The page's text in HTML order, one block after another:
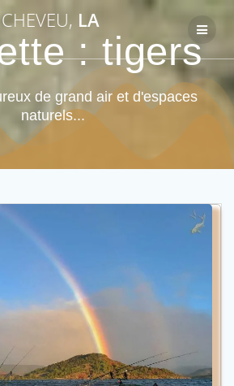
au
contenu
CHEVEU, LA
:tigers
de grand air et d'espaces
naturels...